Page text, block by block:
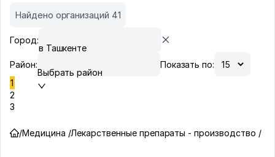
Найдено организаций 41
Город:
в Ташкенте
Район:
Выбрать район
Показать по:
1
2
3
/Медицина /Лекарственные препараты - производство /